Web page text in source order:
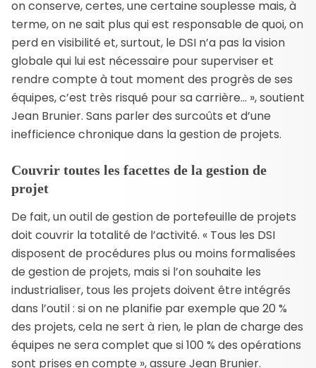
on conserve, certes, une certaine souplesse mais, à
terme, on ne sait plus qui est responsable de quoi, on
perd en visibilité et, surtout, le DSI n’a pas la vision
globale qui lui est nécessaire pour superviser et
rendre compte à tout moment des progrès de ses
équipes, c’est très risqué pour sa carrière… », soutient
Jean Brunier. Sans parler des surcoûts et d’une
inefficience chronique dans la gestion de projets.
Couvrir toutes les facettes de la gestion de
projet
De fait, un outil de gestion de portefeuille de projets
doit couvrir la totalité de l’activité. « Tous les DSI
disposent de procédures plus ou moins formalisées
de gestion de projets, mais si l’on souhaite les
industrialiser, tous les projets doivent être intégrés
dans l’outil : si on ne planifie par exemple que 20 %
des projets, cela ne sert à rien, le plan de charge des
équipes ne sera complet que si 100 % des opérations
sont prises en compte », assure Jean Brunier.